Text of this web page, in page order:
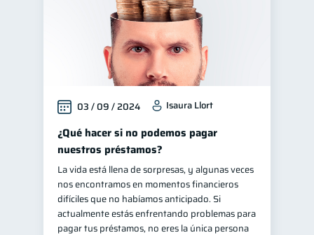
03 / 09 / 2024 Isaura Llort
¿Qué hacer si no podemos pagar
nuestros préstamos?
La vida está llena de sorpresas, y algunas veces
nos encontramos en momentos financieros
difíciles que no habíamos anticipado. Si
actualmente estás enfrentando problemas para
pagar tus préstamos, no eres la única persona